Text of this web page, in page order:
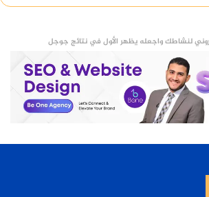
لنشاطك واجعله يظهر الأول في نتائج جوجل